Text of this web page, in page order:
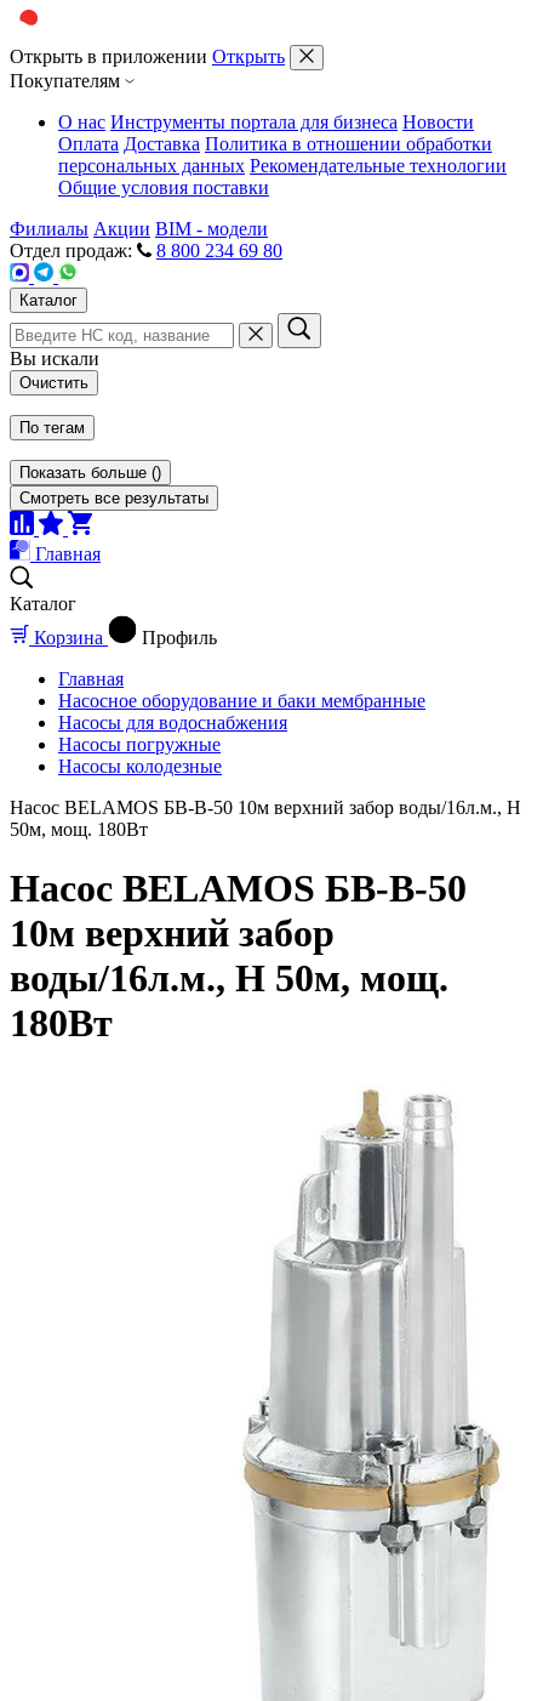
Открыть в приложении Открыть
Покупателям
О нас Инструменты портала для бизнеса Новости
Оплата Доставка Политика в отношении обработки
персональных данных Рекомендательные технологии
Общие условия поставки
Филиалы Акции BIM - модели
Отдел продаж:
8 800 234 69 80
Каталог
Вы искали
Очистить
По тегам
Показать больше ()
Смотреть все результаты
Главная
Каталог
Корзина
Профиль
Главная
Насосное оборудование и баки мембранные
Насосы для водоснабжения
Насосы погружные
Насосы колодезные
Насос BELAMOS БВ-В-50 10м верхний забор воды/16л.м., Н
50м, мощ. 180Вт
Насос BELAMOS БВ-В-50
10м верхний забор
воды/16л.м., Н 50м, мощ.
180Вт